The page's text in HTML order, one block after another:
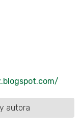
autora